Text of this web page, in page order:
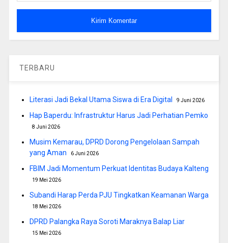
TERBARU
Literasi Jadi Bekal Utama Siswa di Era Digital 9 Juni 2026
Hap Baperdu: Infrastruktur Harus Jadi Perhatian Pemko
8 Juni 2026
Musim Kemarau, DPRD Dorong Pengelolaan Sampah
yang Aman
6 Juni 2026
FBIM Jadi Momentum Perkuat Identitas Budaya Kalteng
19 Mei 2026
Subandi Harap Perda PJU Tingkatkan Keamanan Warga
18 Mei 2026
DPRD Palangka Raya Soroti Maraknya Balap Liar
15 Mei 2026